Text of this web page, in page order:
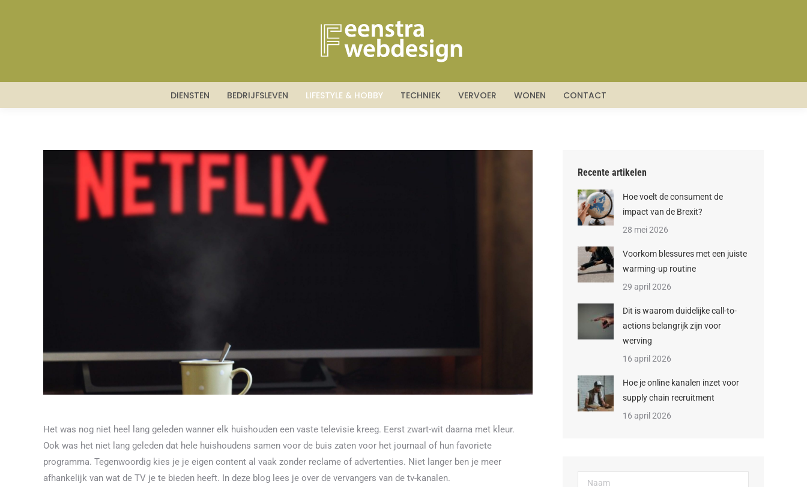
DIENSTEN BEDRIJFSLEVEN LIFESTYLE & HOBBY TECHNIEK VERVOER WONEN CONTACT
Het was nog niet heel lang geleden wanner elk huishouden een vaste televisie kreeg. Eerst zwart-wit daarna met kleur.
Ook was het niet lang geleden dat hele huishoudens samen voor de buis zaten voor het journaal of hun favoriete
programma. Tegenwoordig kies je je eigen content al vaak zonder reclame of advertenties. Niet langer ben je meer
afhankelijk van wat de TV je te bieden heeft. In deze blog lees je over de vervangers van de tv-kanalen.
Recente artikelen
Hoe voelt de consument de
impact van de Brexit?
28 mei 2026
Voorkom blessures met een juiste
warming-up routine
29 april 2026
Dit is waarom duidelijke call-to-
actions belangrijk zijn voor
werving
16 april 2026
Hoe je online kanalen inzet voor
supply chain recruitment
16 april 2026
DIENSTEN BEDRIJFSLEVEN